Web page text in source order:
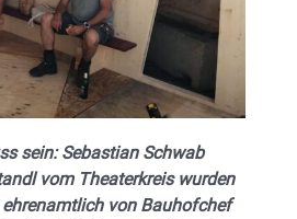
sein: Sebastian Schwab
vom Theaterkreis wurden
von Bauhofchef